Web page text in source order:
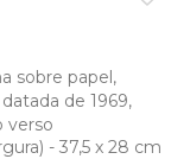
sobre papel,
de 1969,
verso
- 37,5 x 28 cm